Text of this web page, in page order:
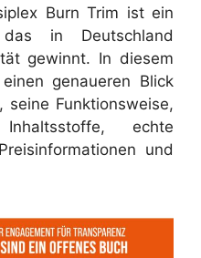
Burn Trim ist ein
in Deutschland
gewinnt. In diesem
genaueren Blick
seine Funktionsweise,
echte
und